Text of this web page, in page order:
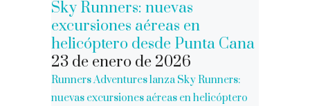
23 de enero de 2026
Runners Adventures lanza Sky Runners:
nuevas excursiones aéreas en helicóptero